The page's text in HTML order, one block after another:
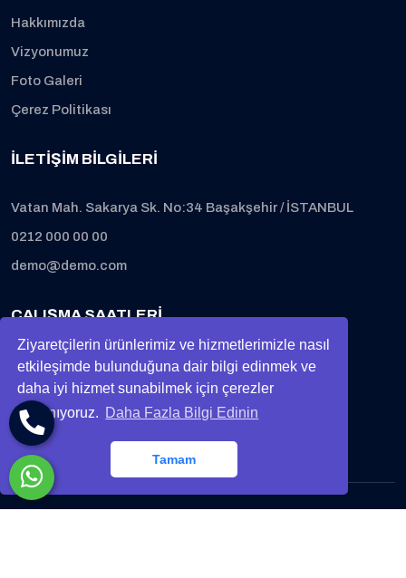
Ziyaretçilerin ürünlerimiz ve hizmetlerimizle nasıl
etkileşimde bulunduğuna dair bilgi edinmek ve
daha iyi hizmet sunabilmek için çerezler
kullanıyoruz. Daha Fazla Bilgi Edinin
Tamam
Hakkımızda
Vizyonumuz
Foto Galeri
Çerez Politikası
İLETIŞIM BILGILERI
Vatan Mah. Sakarya Sk. No:34 Başakşehir / İSTANBUL
0212 000 00 00
demo@demo.com
ÇALIŞMA SAATLERI
Hafta İçi:8:00 - 18:00
Cumartesi:8:00 - 18:00
Pazar: Kapalı